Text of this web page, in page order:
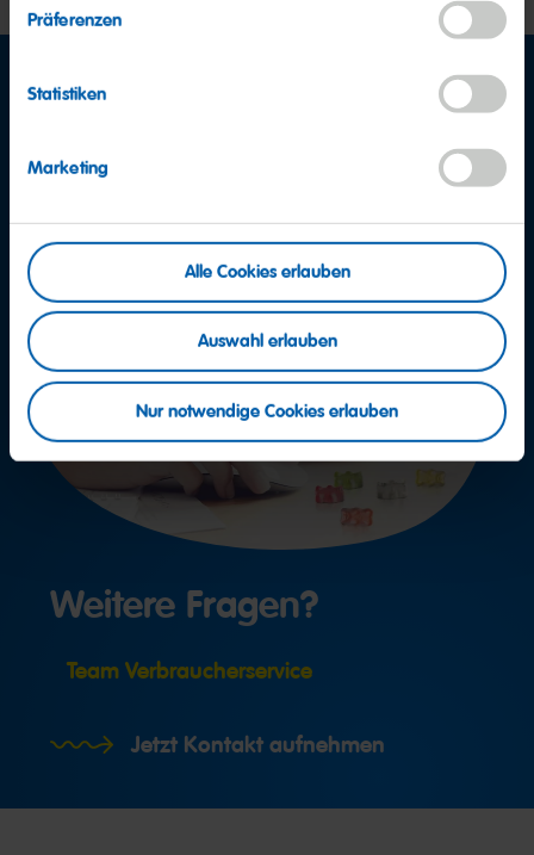
Präferenzen
Statistiken
Marketing
Alle Cookies erlauben
Auswahl erlauben
Nur notwendige Cookies erlauben
Weitere Fragen?
Team Verbraucherservice
Jetzt Kontakt aufnehmen